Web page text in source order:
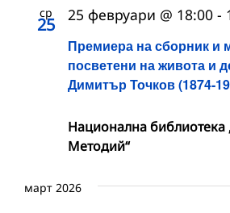
ср
25
Премиера на сборник и
посветени на живота и
Димитър Точков (1874-
25 февруари @ 18:00 -
Национална библиотека
Методий“
март 2026